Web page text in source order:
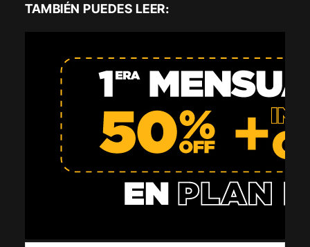
TAMBIÉN PUEDES LEER: